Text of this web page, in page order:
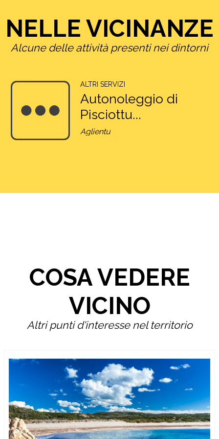
NELLE VICINANZE
Alcune delle attività presenti nei dintorni
ALTRI SERVIZI
Autonoleggio di
Pisciottu...
Aglientu
COSA VEDERE
VICINO
Altri punti d'interesse nel territorio